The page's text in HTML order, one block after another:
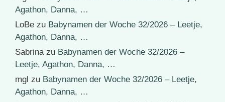
Agathon, Danna, …
LoBe zu Babynamen der Woche 32/2026 – Leetje,
Agathon, Danna, …
Sabrinazu Babynamen der Woche 32/2026 –
Leetje, Agathon, Danna, …
mgl zu Babynamen der Woche 32/2026 – Leetje,
Agathon, Danna, …